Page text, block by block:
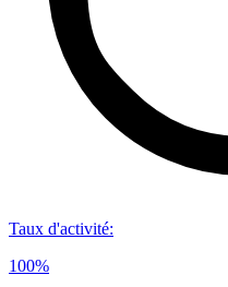
Taux d'activité:
100%